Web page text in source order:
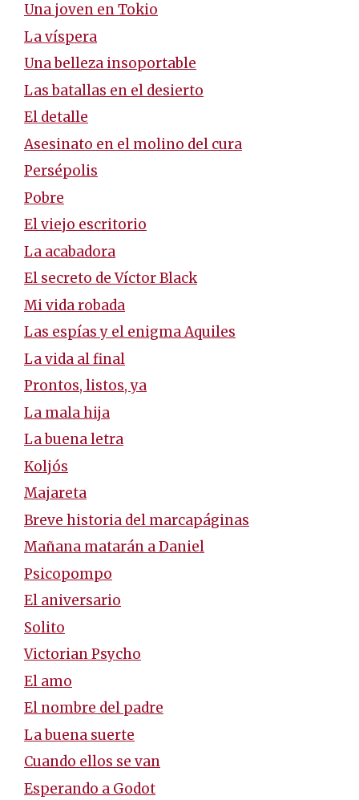
Una joven en Tokio
La víspera
Una belleza insoportable
Las batallas en el desierto
El detalle
Asesinato en el molino del cura
Persépolis
Pobre
El viejo escritorio
La acabadora
El secreto de Víctor Black
Mi vida robada
Las espías y el enigma Aquiles
La vida al final
Prontos, listos, ya
La mala hija
La buena letra
Koljós
Majareta
Breve historia del marcapáginas
Mañana matarán a Daniel
Psicopompo
El aniversario
Solito
Victorian Psycho
El amo
El nombre del padre
La buena suerte
Cuando ellos se van
Esperando a Godot